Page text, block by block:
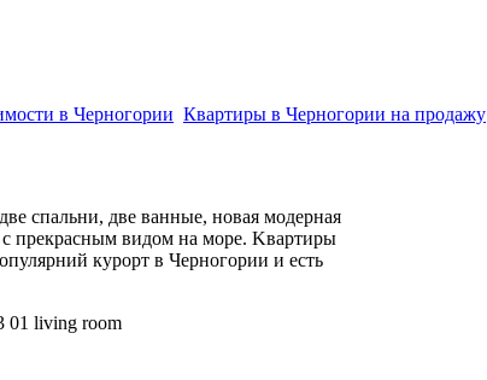
в Черногории Квартиры в Черногории на продажу
спальни, две ванные, новая модерная
прекрасным видом на море. Kвартиры
курорт в Черногории и есть